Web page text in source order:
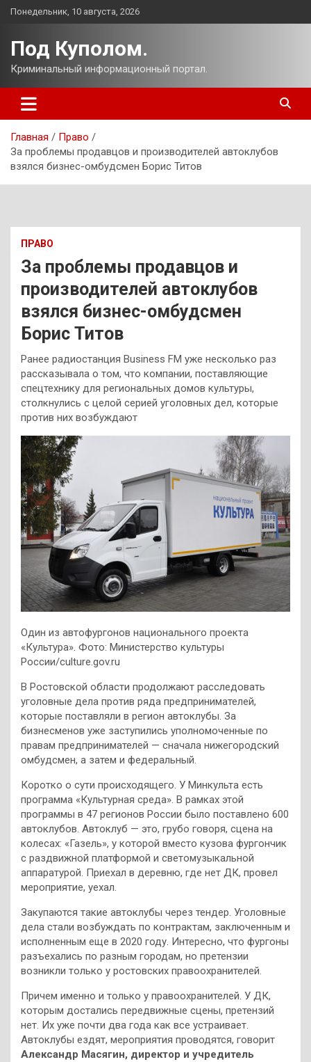
Перейти
Понедельник, 10 августа, 2026
Под Куполом.
Криминальный информационный портал.
Главная
Право
За проблемы продавцов и производителей автоклубов
взялся бизнес-омбудсмен Борис Титов
ПРАВО
За проблемы продавцов и
производителей автоклубов
взялся бизнес-омбудсмен
Борис Титов
Ранее радиостанция Business FM уже несколько раз
рассказывала о том, что компании, поставляющие
спецтехнику для региональных домов культуры,
столкнулись с целой серией уголовных дел, которые
против них возбуждают
Один из автофургонов национального проекта
«Культура». Фото: Министерство культуры
России/culture.gov.ru
В Ростовской области продолжают расследовать
уголовные дела против ряда предпринимателей,
которые поставляли в регион автоклубы. За
бизнесменов уже заступились уполномоченные по
правам предпринимателей — сначала нижегородский
омбудсмен, а затем и федеральный.
Коротко о сути происходящего. У Минкульта есть
программа «Культурная среда». В рамках этой
программы в 47 регионов России было поставлено 600
автоклубов. Автоклуб — это, грубо говоря, сцена на
колесах: «Газель», у которой вместо кузова фургончик
с раздвижной платформой и светомузыкальной
аппаратурой. Приехал в деревню, где нет ДК, провел
мероприятие, уехал.
Закупаются такие автоклубы через тендер. Уголовные
дела стали возбуждать по контрактам, заключенным и
исполненным еще в 2020 году. Интересно, что фургоны
разъехались по разным городам, но претензии
возникли только у ростовских правоохранителей.
Причем именно и только у правоохранителей. У ДК,
которым достались передвижные сцены, претензий
нет. Их уже почти два года как все устраивает.
Автоклубы ездят, мероприятия проводятся, говорит
Александр Масягин, директор и учредитель